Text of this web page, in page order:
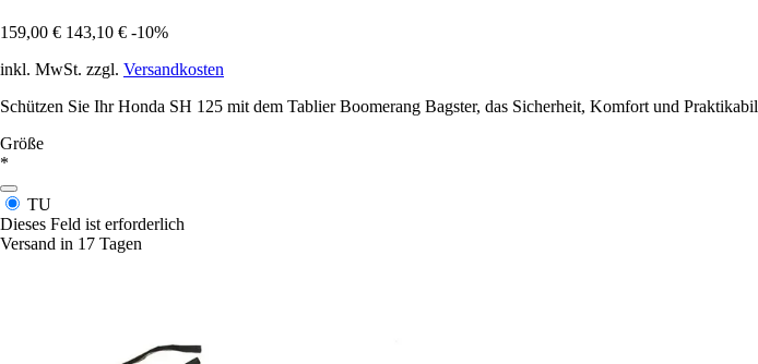
159,00 € 143,10 € -10%
inkl. MwSt. zzgl. Versandkosten
Schützen Sie Ihr Honda SH 125 mit dem Tablier Boomerang Bagster, das Sicherheit, Komfort und
Größe
*
TU
Dieses Feld ist erforderlich
Versand in 17 Tagen